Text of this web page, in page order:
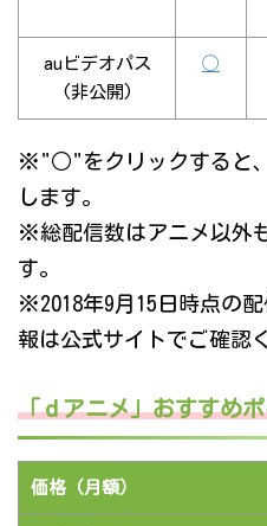
auビデオパス
(非公開)
◯
※"○"をクリックすると
します。
※総配信数はアニメ以外
す。
※2018年9月15日時点の
報は公式サイトでご確認
「ｄアニメ」おすすめ
価格（月額）